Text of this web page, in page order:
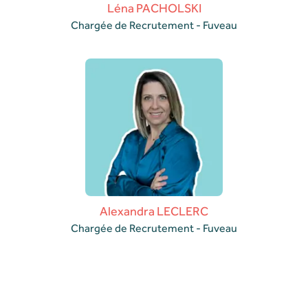
Léna PACHOLSKI
Chargée de Recrutement - Fuveau
Alexandra LECLERC
Chargée de Recrutement - Fuveau